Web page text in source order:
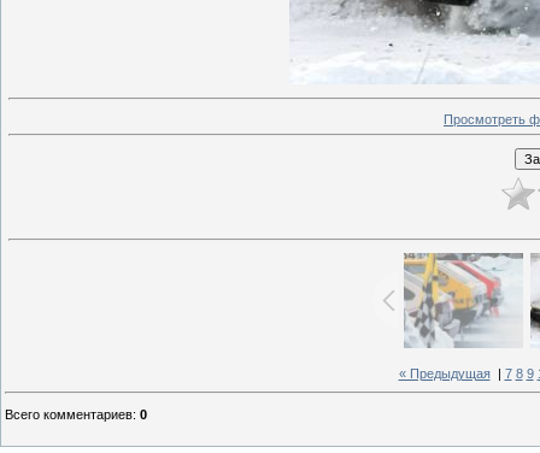
Просмотреть
« Предыдущая| 7 8 9
Всего комментариев: 0